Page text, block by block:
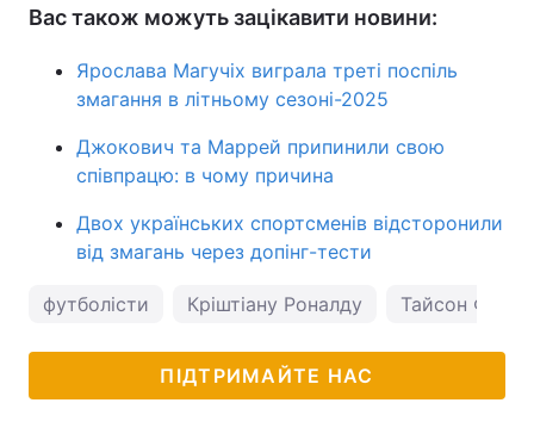
Вас також можуть зацікавити новини:
Ярослава Магучіх виграла треті поспіль
змагання в літньому сезоні-2025
Джокович та Маррей припинили свою
співпрацю: в чому причина
Двох українських спортсменів відсторонили
від змагань через допінг-тести
футболісти Кріштіану Роналду Тайсон Ф'юрі
ПІДТРИМАЙТЕ НАС